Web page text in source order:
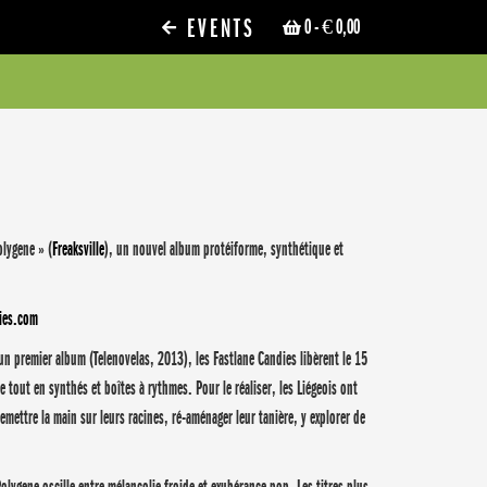
0- € 0,00
EVENTS
» (Freaksville), un nouvel album protéiforme, synthétique et
premier album (Telenovelas, 2013), les Fastlane Candies libèrent le 15
tout en synthés et boîtes à rythmes. Pour le réaliser, les Liégeois ont
la main sur leurs racines, ré-aménager leur tanière, y explorer de